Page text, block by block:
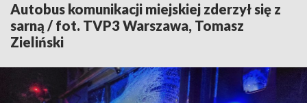
Autobus komunikacji miejskiej zderzył się z
sarną / fot. TVP3 Warszawa, Tomasz
Zieliński